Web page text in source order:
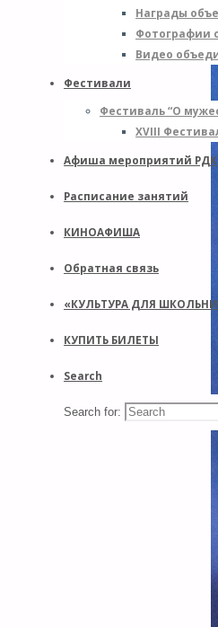
Награды
Фотографии
Видео
Фестивали
Фестиваль “О
XVIII
Афиша мероприятий РДК
Расписание занятий
КИНОАФИША
Обратная связь
«КУЛЬТУРА ДЛЯ
КУПИТЬ БИЛЕТЫ
Search
Search for: